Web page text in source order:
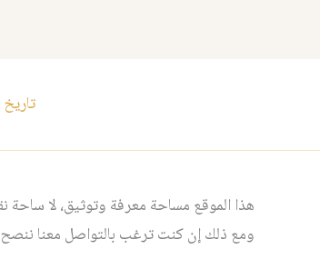
تاريخ
هذا الموقع مساحة معرفة وتوثيق، لا
ومع ذلك إن كنت ترغب بالتواصل معنا